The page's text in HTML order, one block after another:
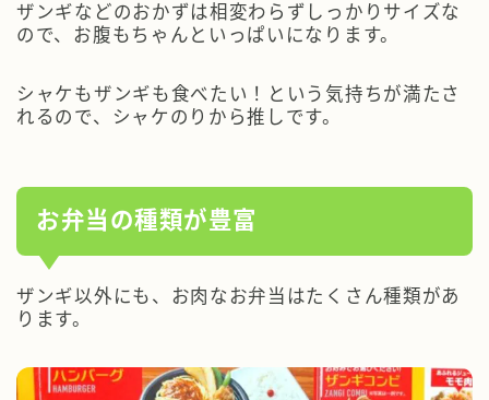
ザンギなどのおかずは相変わらずしっかりサイズな
ので、お腹もちゃんといっぱいになります。
シャケもザンギも食べたい！という気持ちが満たさ
れるので、シャケのりから推しです。
お弁当の種類が豊富
ザンギ以外にも、お肉なお弁当はたくさん種類があ
ります。